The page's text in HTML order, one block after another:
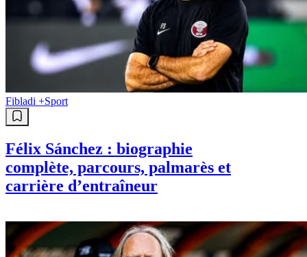
Fibladi +Sport
Félix Sánchez : biographie
complète, parcours, palmarès et
carrière d’entraîneur